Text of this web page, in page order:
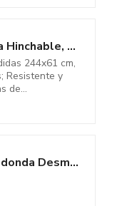
Intex 55236 - Piscina Hinchable, Ø244x61 cm, 1.942 litros, Piscina...
244x61 cm,
Resistente y
de...
tectake® Piscina Redonda Desmontable, Estructura Acero, Piscina con...